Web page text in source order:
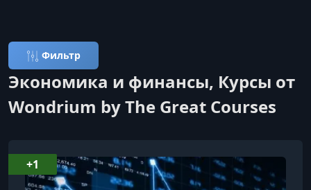
Фильтр
Экономика и финансы, Курсы от
Wondrium by The Great Courses
+1